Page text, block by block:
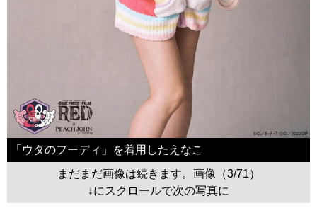
「ウタのフーディ」を着用したえなこ
まだまだ画像は続きます。画像（3/71）
↓にスクロールで次の写真に